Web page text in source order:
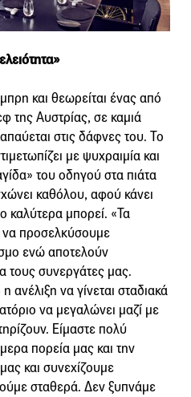
και θεωρείται ένας από
της Αυστρίας, σε καμιά
στις δάφνες του. Το
με ψυχραιμία και
του οδηγού στα πιάτα
καθόλου, αφού κάνει
μπορεί. «Τα
να προσελκύσουμε
ενώ αποτελούν
τους συνεργάτες μας.
ανέλιξη να γίνεται σταδιακά
να μεγαλώνει μαζί με
Είμαστε πολύ
πορεία μας και την
και συνεχίζουμε
σταθερά. Δεν ξυπνάμε